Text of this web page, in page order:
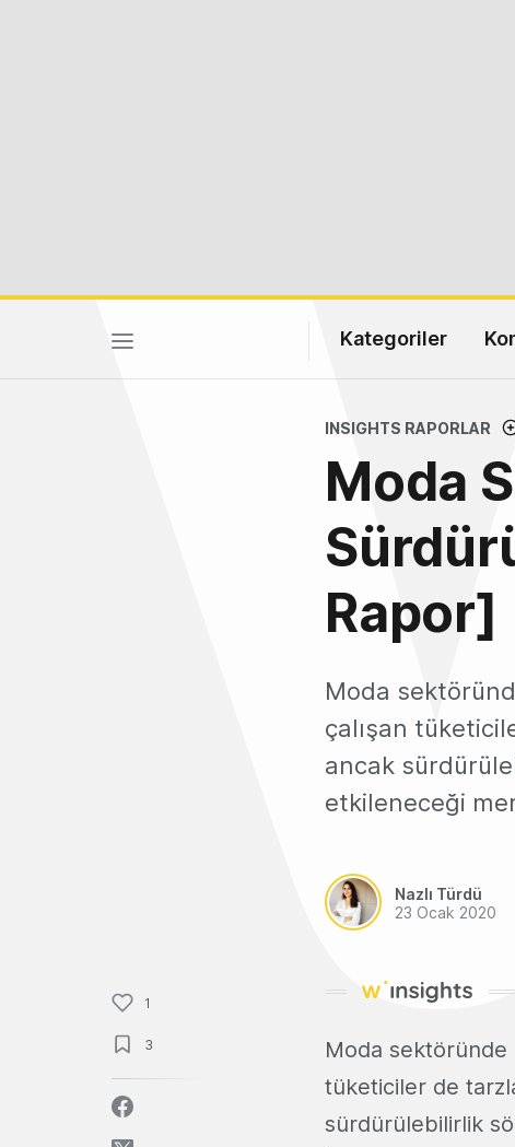
Kategoriler
INSIGHTS RAPORLAR
Moda
Rapor]
Moda
çalışan
ancak
etkileneceği
Nazlı Türdü
23 Ocak 2020
1
3
Moda sektöründe
tüketiciler de
sürdürülebilirlik